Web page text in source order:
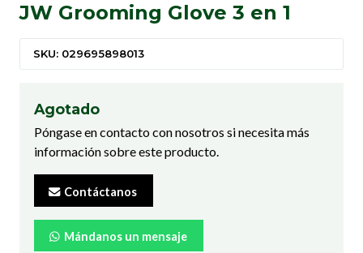
JW Grooming Glove 3 en 1
SKU: 029695898013
Agotado
Póngase en contacto con nosotros si necesita más
información sobre este producto.
Contáctanos
Mándanos un mensaje